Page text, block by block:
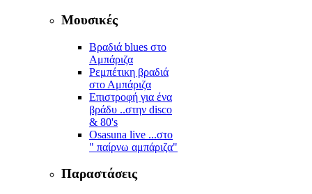
Μουσικές
Βραδιά blues στο
Αμπάριζα
Ρεμπέτικη βραδιά
στο Αμπάριζα
Επιστροφή για ένα
βράδυ ..στην disco
& 80's
Osasuna live ...στο
" παίρνω αμπάριζα"
Παραστάσεις